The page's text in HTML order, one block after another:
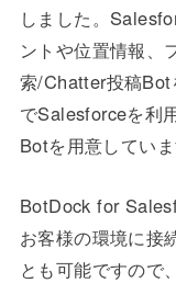
しました。
ントや位置情報、
索/Chatter投稿Bot
でSalesforceを利
Botを用意していま
BotDock for
お客様の環境に接
とも可能ですので